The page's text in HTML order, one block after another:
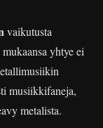
vaikutusta
yhtye ei
musiikkifaneja,
metalista.